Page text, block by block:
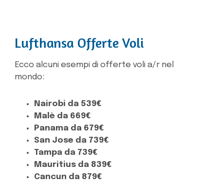
Lufthansa Offerte Voli
Ecco alcuni esempi di offerte voli a/r nel
mondo:
Nairobi da 539€
Malè da 669€
Panama da 679€
San Jose da 739€
Tampa da 739€
Mauritius da 839€
Cancun da 879€